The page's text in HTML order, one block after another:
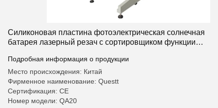
Силиконовая пластина фотоэлектрическая солнечная
батарея лазерный резач с сортировщиком функции
Подробная информация о продукции
Место происхождения: Китай
Фирменное наименование: Questt
Сертификация: CE
Номер модели: QA20